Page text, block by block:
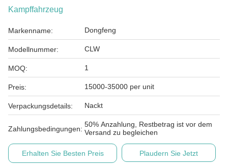
Kampffahrzeug
Markenname: Dongfeng
Modellnummer: CLW
MOQ: 1
Preis: 15000-35000 per unit
Verpackungsdetails: Nackt
Zahlungsbedingungen:
50% Anzahlung, Restbetrag ist vor dem
Versand zu begleichen
Erhalten Sie Besten Preis Plaudern Sie Jetzt